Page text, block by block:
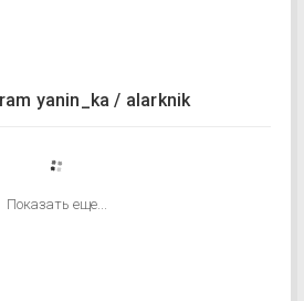
yanin_ka / alarknik
Показать еще...